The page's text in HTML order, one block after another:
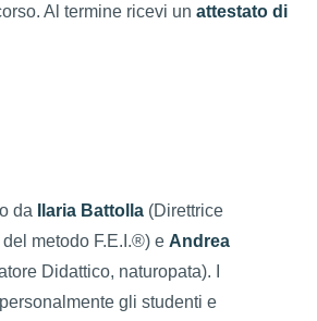
Al termine ricevi un attestato di
da Ilaria Battolla (Direttrice
metodo F.E.I.®) e Andrea
Didattico, naturopata). I
gli studenti e